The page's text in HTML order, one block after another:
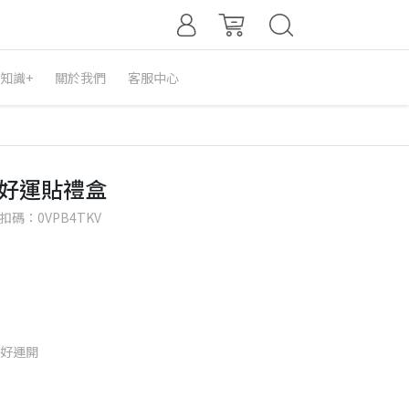
識+ 關於我們 客服中心
運貼禮盒
碼：0VPB4TKV
運開